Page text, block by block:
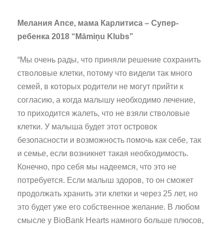
Мелания Апсе, мама Карлитиса – Супер-
ребенка 2018 “Māmiņu Klubs”
“Мы очень рады, что приняли решение сохранить
стволовые клетки, потому что видели так много
семей, в которых родители не могут прийти к
согласию, а когда малышу необходимо лечение,
то приходится жалеть, что не взяли стволовые
клетки. У малыша будет этот островок
безопасности и возможность помочь как себе, так
и семье, если возникнет такая необходимость.
Конечно, про себя мы надеемся, что это не
потребуется. Если малыш здоров, то он сможет
продолжать хранить эти клетки и через 25 лет, но
это будет уже его собственное желание. В любом
смысле у BioBank Hearts намного больше плюсов,